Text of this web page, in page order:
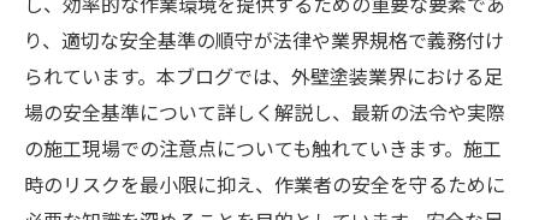
り、適切な安全基準の順守が法律や業界規格で義務付け
られています。本ブログでは、外壁塗装業界における足
場の安全基準について詳しく解説し、最新の法令や実際
の施工現場での注意点についても触れていきます。施工
時のリスクを最小限に抑え、作業者の安全を守るために